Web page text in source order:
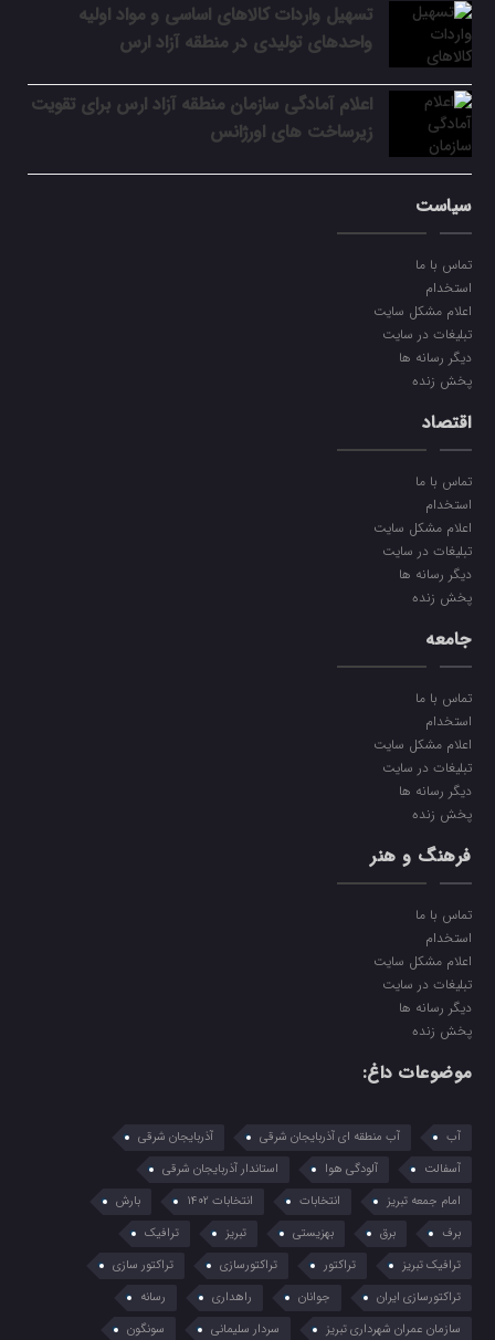
تسهیل واردات کالاهای اساسی و مواد اولیه
واحدهای تولیدی در منطقه آزاد ارس
اعلام آمادگی سازمان منطقه آزاد ارس برای تقویت
زیرساخت‌ های اورژانس
سیاست
تماس با ما
استخدام
اعلام مشکل سایت
تبلیغات در سایت
دیگر رسانه ها
پخش زنده
اقتصاد
تماس با ما
استخدام
اعلام مشکل سایت
تبلیغات در سایت
دیگر رسانه ها
پخش زنده
جامعه
تماس با ما
استخدام
اعلام مشکل سایت
تبلیغات در سایت
دیگر رسانه ها
پخش زنده
فرهنگ و هنر
تماس با ما
استخدام
اعلام مشکل سایت
تبلیغات در سایت
دیگر رسانه ها
پخش زنده
موضوعات داغ:
آب آب منطقه ای آذربایجان شرقی
آذربایجان شرقی
آسفالت
آلودگی هوا
استاندار آذربایجان شرقی
امام جمعه تبریز
انتخابات انتخابات 1402
بارش
برف
برق بهزیستی تبریز
ترافیک
ترافیک تبریز
تراکتور تراکتورسازی
تراکتور سازی
تراکتورسازی ایران
جوانان راهداری
رسانه
سازمان عمران شهرداری تبریز
سردار سلیمانی سونگون